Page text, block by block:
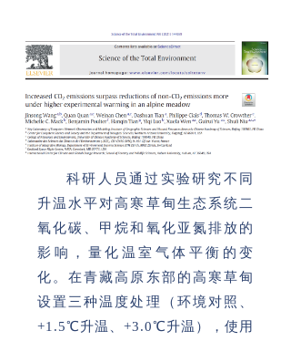
科研人员通过实验研究不同
升温水平对高寒草甸生态系统二
氧化碳、甲烷和氧化亚氮排放的
影响，量化温室气体平衡的变
化。在青藏高原东部的高寒草甸
设置三种温度处理（环境对照、
+1.5℃升温、+3.0℃升温），使用